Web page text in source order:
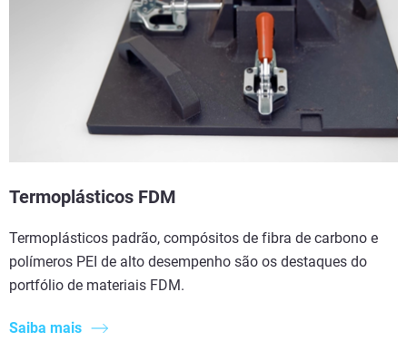
Termoplásticos FDM
Termoplásticos padrão, compósitos de fibra de carbono e
polímeros PEI de alto desempenho são os destaques do
portfólio de materiais FDM.
Saiba mais